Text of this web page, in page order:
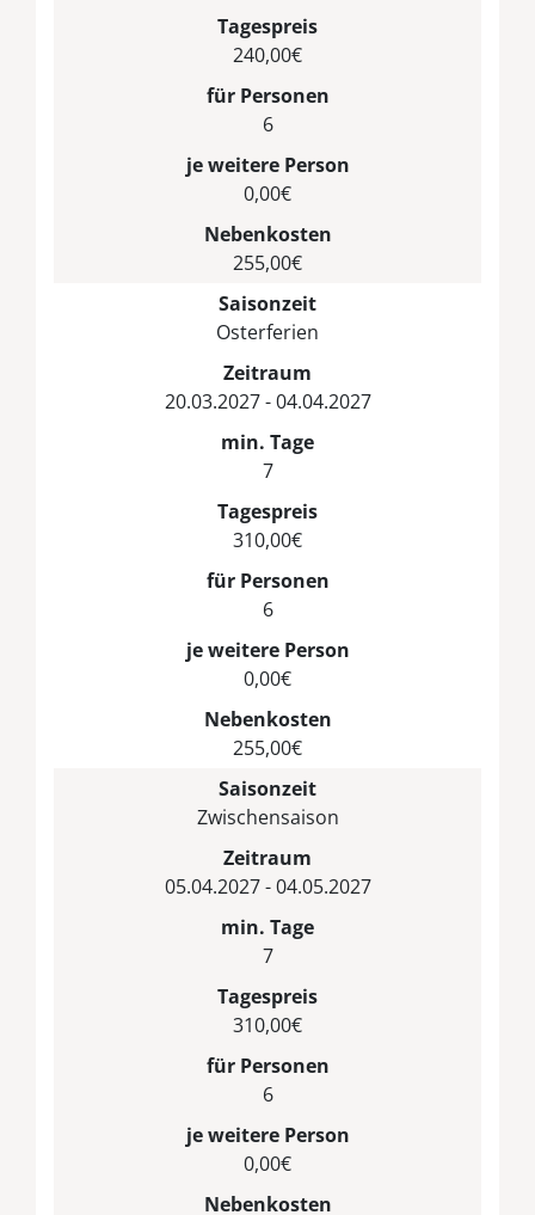
Tagespreis
240,00€
für Personen
6
je weitere Person
0,00€
Nebenkosten
255,00€
Saisonzeit
Osterferien
Zeitraum
20.03.2027 - 04.04.2027
min. Tage
7
Tagespreis
310,00€
für Personen
6
je weitere Person
0,00€
Nebenkosten
255,00€
Saisonzeit
Zwischensaison
Zeitraum
05.04.2027 - 04.05.2027
min. Tage
7
Tagespreis
310,00€
für Personen
6
je weitere Person
0,00€
Nebenkosten